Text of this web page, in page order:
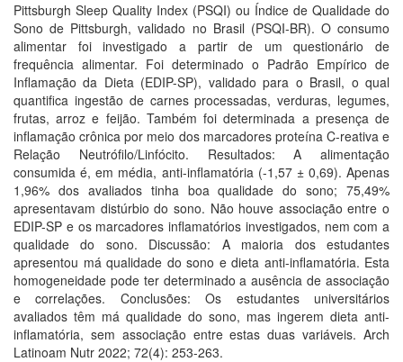
Pittsburgh Sleep Quality Index (PSQI) ou Índice de Qualidade do
Sono de Pittsburgh, validado no Brasil (PSQI-BR). O consumo
alimentar foi investigado a partir de um questionário de
frequência alimentar. Foi determinado o Padrão Empírico de
Inflamação da Dieta (EDIP-SP), validado para o Brasil, o qual
quantifica ingestão de carnes processadas, verduras, legumes,
frutas, arroz e feijão. Também foi determinada a presença de
inflamação crônica por meio dos marcadores proteína C-reativa e
Relação Neutrófilo/Linfócito. Resultados: A alimentação
consumida é, em média, anti-inflamatória (-1,57 ± 0,69). Apenas
1,96% dos avaliados tinha boa qualidade do sono; 75,49%
apresentavam distúrbio do sono. Não houve associação entre o
EDIP-SP e os marcadores inflamatórios investigados, nem com a
qualidade do sono. Discussão: A maioria dos estudantes
apresentou má qualidade do sono e dieta anti-inflamatória. Esta
homogeneidade pode ter determinado a ausência de associação
e correlações. Conclusões: Os estudantes universitários
avaliados têm má qualidade do sono, mas ingerem dieta anti-
inflamatória, sem associação entre estas duas variáveis. Arch
Latinoam Nutr 2022; 72(4): 253-263.